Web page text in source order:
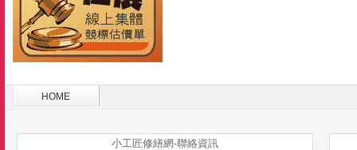
HOME
小工匠修繕網-聯絡資訊